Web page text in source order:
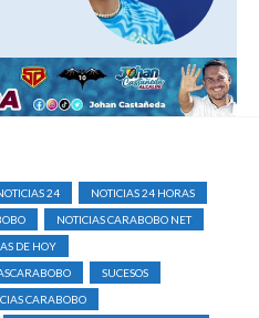
24
NOTICIAS 24 HORAS
NOTICIAS CARABOBO NET
DE HOY
SUCESOS
CARABOBO